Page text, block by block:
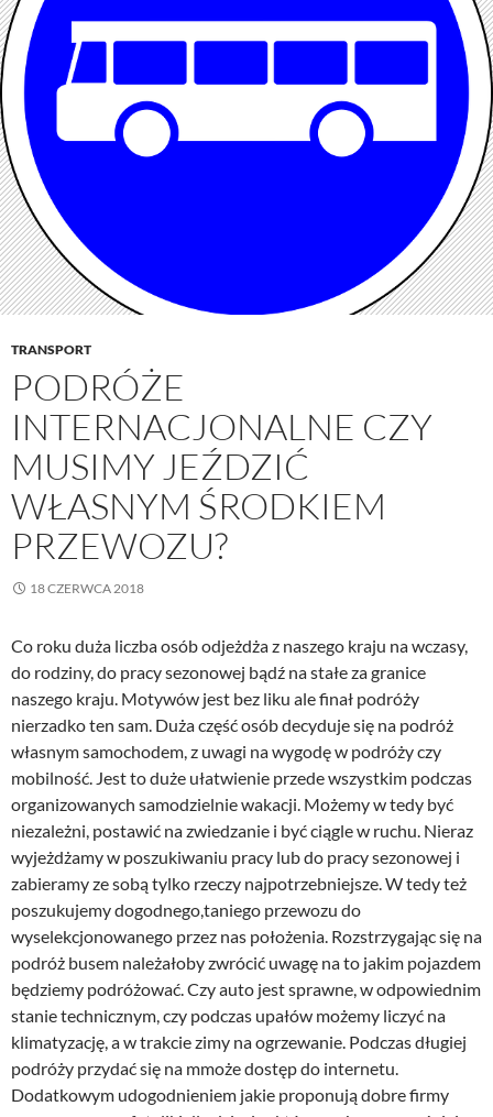
TRANSPORT
PODRÓŻE
INTERNACJONALNE CZY
MUSIMY JEŹDZIĆ
WŁASNYM ŚRODKIEM
PRZEWOZU?
18 CZERWCA 2018
Co roku duża liczba osób odjeżdża z naszego kraju na wczasy,
do rodziny, do pracy sezonowej bądź na stałe za granice
naszego kraju. Motywów jest bez liku ale finał podróży
nierzadko ten sam. Duża część osób decyduje się na podróż
własnym samochodem, z uwagi na wygodę w podróży czy
mobilność. Jest to duże ułatwienie przede wszystkim podczas
organizowanych samodzielnie wakacji. Możemy w tedy być
niezależni, postawić na zwiedzanie i być ciągle w ruchu. Nieraz
wyjeżdżamy w poszukiwaniu pracy lub do pracy sezonowej i
zabieramy ze sobą tylko rzeczy najpotrzebniejsze. W tedy też
poszukujemy dogodnego,taniego przewozu do
wyselekcjonowanego przez nas położenia. Rozstrzygając się na
podróż busem należałoby zwrócić uwagę na to jakim pojazdem
będziemy podróżować. Czy auto jest sprawne, w odpowiednim
stanie technicznym, czy podczas upałów możemy liczyć na
klimatyzację, a w trakcie zimy na ogrzewanie. Podczas długiej
podróży przydać się na mmoże dostęp do internetu.
Dodatkowym udogodnieniem jakie proponują dobre firmy